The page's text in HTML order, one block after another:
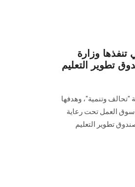
وزارة
تطوير التعليم
"تحالف وتنمية"، وهدفها
سوق العمل تحت رعاية
تطوير التعليم